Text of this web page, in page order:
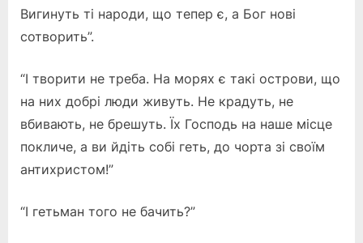
Вигинуть ті народи, що тепер є, а Бог нові
сотворить”.
“І творити не треба. На морях є такі острови, що
на них добрі люди живуть. Не крадуть, не
вбивають, не брешуть. Їх Господь на наше місце
покличе, а ви йдіть собі геть, до чорта зі своїм
антихристом!”
“І гетьман того не бачить?”